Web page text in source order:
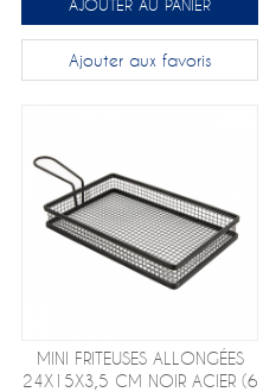
AJOUTER AU PANIER
Ajouter aux favoris
MINI FRITEUSES ALLONGÉES
24X15X3,5 CM NOIR ACIER (6